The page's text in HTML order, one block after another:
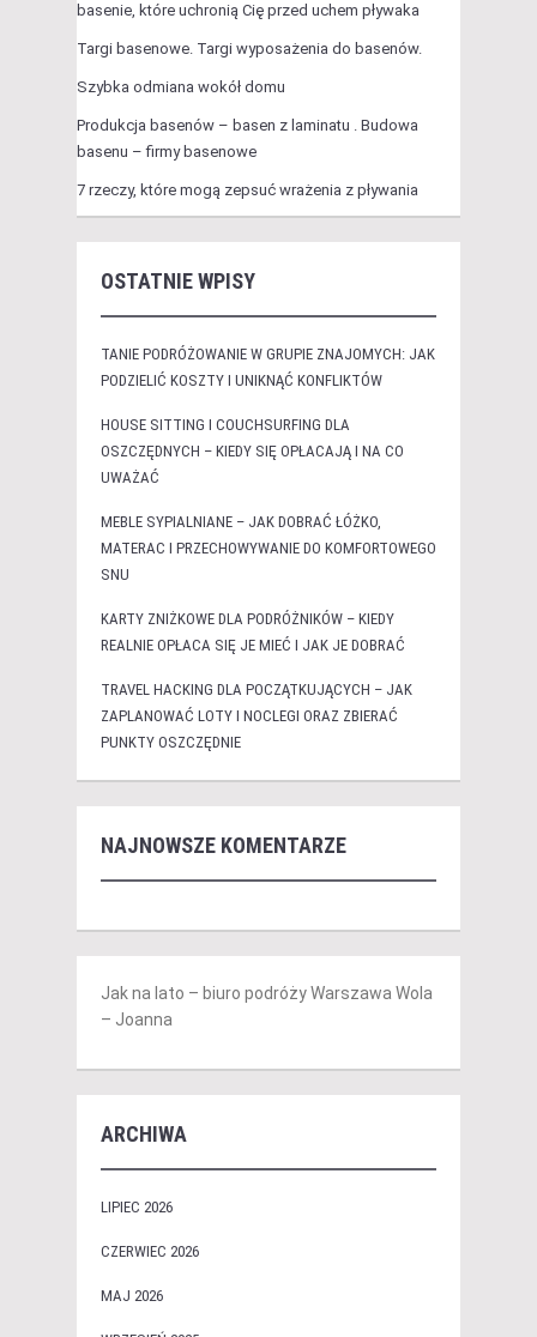
basenie, które uchronią Cię przed uchem pływaka
Targi basenowe. Targi wyposażenia do basenów.
Szybka odmiana wokół domu
Produkcja basenów – basen z laminatu . Budowa
basenu – firmy basenowe
7 rzeczy, które mogą zepsuć wrażenia z pływania
OSTATNIE WPISY
TANIE PODRÓŻOWANIE W GRUPIE ZNAJOMYCH: JAK
PODZIELIĆ KOSZTY I UNIKNĄĆ KONFLIKTÓW
HOUSE SITTING I COUCHSURFING DLA
OSZCZĘDNYCH – KIEDY SIĘ OPŁACAJĄ I NA CO
UWAŻAĆ
MEBLE SYPIALNIANE – JAK DOBRAĆ ŁÓŻKO,
MATERAC I PRZECHOWYWANIE DO KOMFORTOWEGO
SNU
KARTY ZNIŻKOWE DLA PODRÓŻNIKÓW – KIEDY
REALNIE OPŁACA SIĘ JE MIEĆ I JAK JE DOBRAĆ
TRAVEL HACKING DLA POCZĄTKUJĄCYCH – JAK
ZAPLANOWAĆ LOTY I NOCLEGI ORAZ ZBIERAĆ
PUNKTY OSZCZĘDNIE
NAJNOWSZE KOMENTARZE
Jak na lato – biuro podróży Warszawa Wola
– Joanna
ARCHIWA
LIPIEC 2026
CZERWIEC 2026
MAJ 2026